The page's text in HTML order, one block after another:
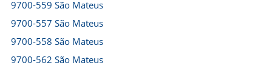
9700-559 São Mateus
9700-557 São Mateus
9700-558 São Mateus
9700-562 São Mateus